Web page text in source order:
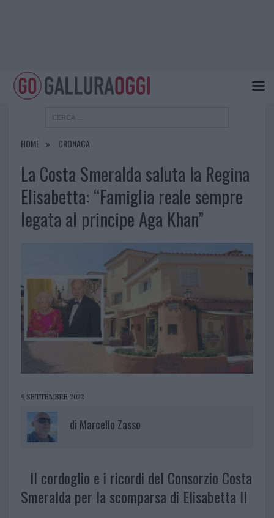
HOME CRONACA
La Costa Smeralda saluta la Regina
Elisabetta: “Famiglia reale sempre
legata al principe Aga Khan”
9 SETTEMBRE 2022
di Marcello Zasso
Il cordoglio e i ricordi del Consorzio Costa
Smeralda per la scomparsa di Elisabetta II